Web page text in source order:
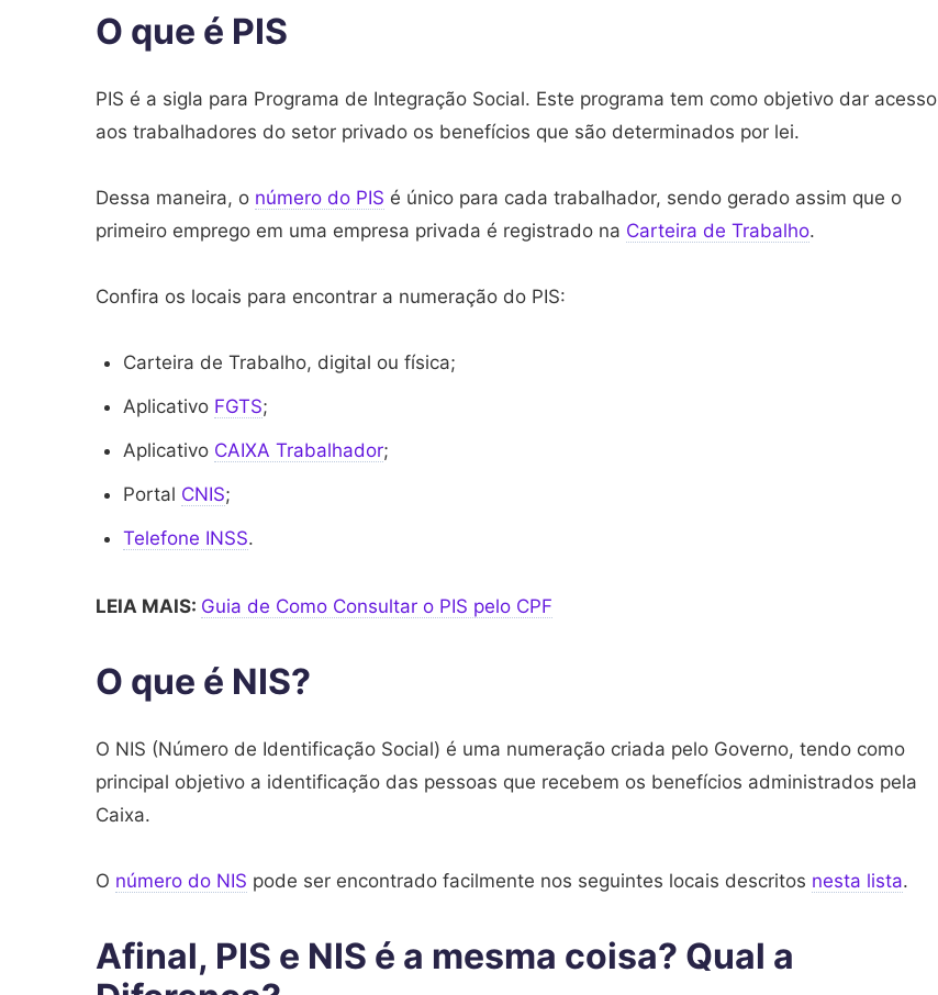
O que é PIS
PIS é a sigla para Programa de Integração Social. Este programa tem como objetivo dar acesso
aos trabalhadores do setor privado os benefícios que são determinados por lei.
Dessa maneira, o número do PIS é único para cada trabalhador, sendo gerado assim que o
primeiro emprego em uma empresa privada é registrado na Carteira de Trabalho.
Confira os locais para encontrar a numeração do PIS:
Carteira de Trabalho, digital ou física;
Aplicativo FGTS;
Aplicativo CAIXA Trabalhador;
Portal CNIS;
Telefone INSS.
LEIA MAIS: Guia de Como Consultar o PIS pelo CPF
O que é NIS?
O NIS (Número de Identificação Social) é uma numeração criada pelo Governo, tendo como
principal objetivo a identificação das pessoas que recebem os benefícios administrados pela
Caixa.
O número do NIS pode ser encontrado facilmente nos seguintes locais descritos nesta lista.
Afinal, PIS e NIS é a mesma coisa? Qual a